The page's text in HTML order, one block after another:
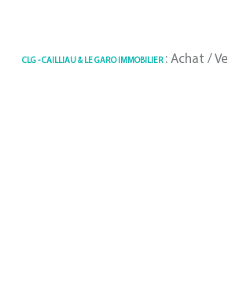
CLG - CAILLIAU & LE GARO IMMOBILIER: Achat / Vente